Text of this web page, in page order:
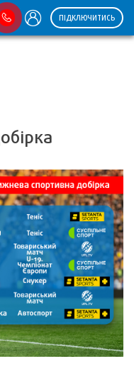
ПІДКЛЮЧИТИСЬ